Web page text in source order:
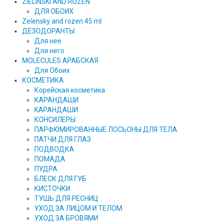
ДЛЯ ОБОИХ
Zelensky and rozen 45 ml
ДЕЗОДОРАНТЫ
Для нее
Для него
MOLECULES АРАБСКАЯ
Для Обоих
КОСМЕТИКА
Корейская косметика
КАРАНДAШИ
KAPAHДАШИ
КОНСИЛЕРЫ
ПАРФЮМИРОВАННЫЕ ЛОСЬОНЫ ДЛЯ ТЕЛА
ПАТЧИ ДЛЯ ГЛАЗ
ПОДВОДКА
ПОМАДА
ПУДРА
БЛЕСК ДЛЯ ГУБ
КИСТОЧКИ
ТУШЬ ДЛЯ РЕСНИЦ
УХОД ЗА ЛИЦОМ И ТЕЛОМ
УХОД ЗА БРОВЯМИ